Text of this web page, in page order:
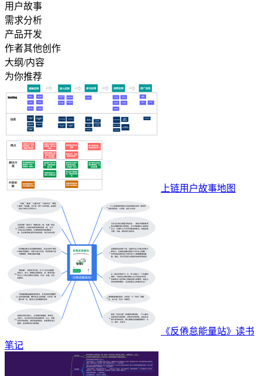
用户故事
需求分析
产品开发
作者其他创作
大纲/内容
为你推荐
上链用户故事地图
《反倦怠能量站》读书
笔记